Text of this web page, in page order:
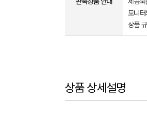
모니
상품
상품 상세설명